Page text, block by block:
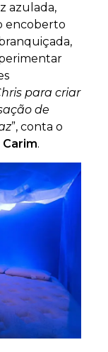
azulada,
encoberto
para criar
de
”, conta o
.